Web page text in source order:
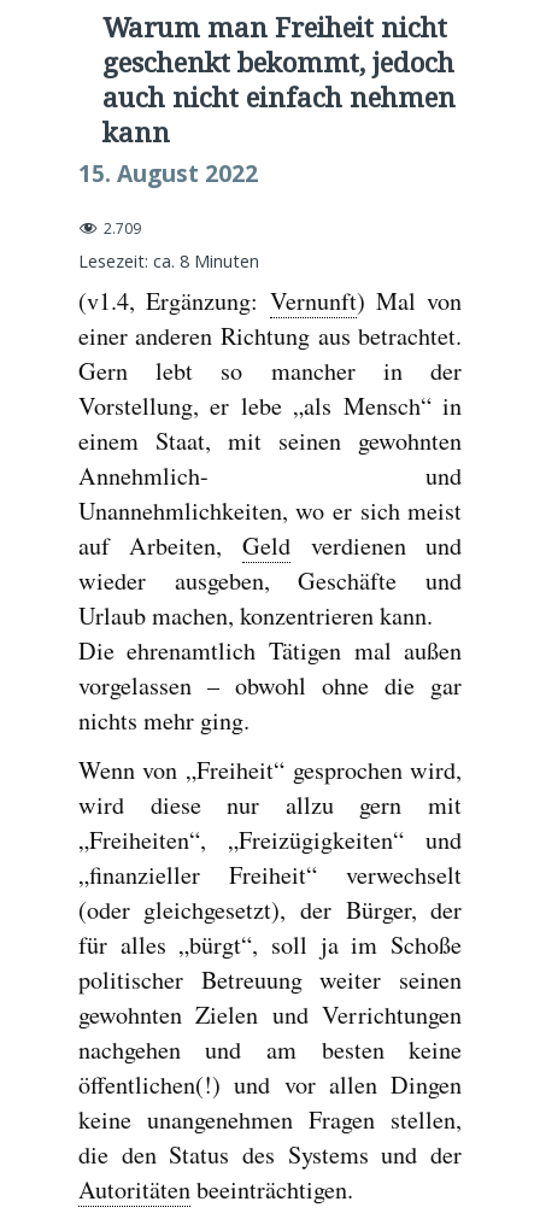
Warum man Freiheit nicht
geschenkt bekommt, jedoch
auch nicht einfach nehmen
kann
15. August 2022
2.709
Lesezeit: ca. 8 Minuten
(v1.4, Ergänzung: Vernunft) Mal von
einer anderen Richtung aus betrachtet.
Gern lebt so mancher in der
Vorstellung, er lebe „als Mensch“ in
einem Staat, mit seinen gewohnten
Annehmlich- und
Unannehmlichkeiten, wo er sich meist
auf Arbeiten, Geld verdienen und
wieder ausgeben, Geschäfte und
Urlaub machen, konzentrieren kann.
Die ehrenamtlich Tätigen mal außen
vorgelassen – obwohl ohne die gar
nichts mehr ging.
Wenn von „Freiheit“ gesprochen wird,
wird diese nur allzu gern mit
„Freiheiten“, „Freizügigkeiten“ und
„finanzieller Freiheit“ verwechselt
(oder gleichgesetzt), der Bürger, der
für alles „bürgt“, soll ja im Schoße
politischer Betreuung weiter seinen
gewohnten Zielen und Verrichtungen
nachgehen und am besten keine
öffentlichen(!) und vor allen Dingen
keine unangenehmen Fragen stellen,
die den Status des Systems und der
Autoritätenbeeinträchtigen.